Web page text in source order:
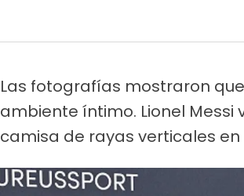
Las fotografías mostraron
ambiente íntimo. Lionel
camisa de rayas verticales